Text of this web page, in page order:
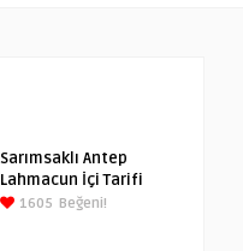
Sarımsaklı Antep
Lahmacun İçi Tarifi
1605 Beğeni!